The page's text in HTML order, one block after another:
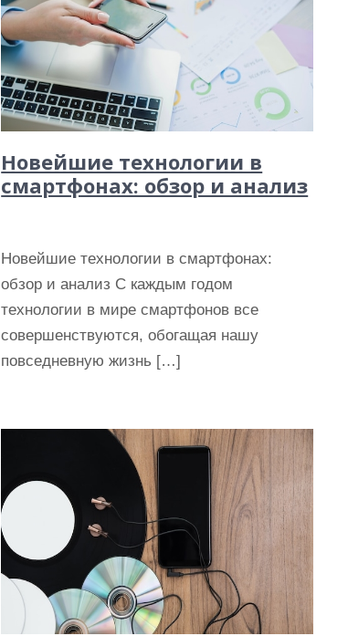
Новейшие технологии в
смартфонах: обзор и анализ
Новейшие технологии в смартфонах:
обзор и анализ С каждым годом
технологии в мире смартфонов все
совершенствуются, обогащая нашу
повседневную жизнь […]